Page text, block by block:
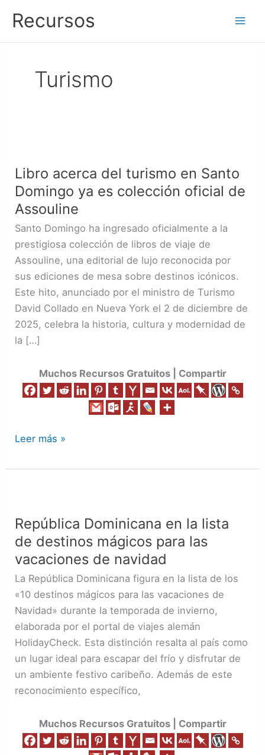
contenido
Recursos
Turismo
Libro acerca del turismo en Santo
Domingo ya es colección oficial de
Assouline
Santo Domingo ha ingresado oficialmente a la
prestigiosa colección de libros de viaje de
Assouline, una editorial de lujo reconocida por
sus ediciones de mesa sobre destinos icónicos.
Este hito, anunciado por el ministro de Turismo
David Collado en Nueva York el 2 de diciembre de
2025, celebra la historia, cultura y modernidad de
la […]
Muchos Recursos Gratuitos | Compartir
del
turismo
en
ya
Assouline
Leer más »
República Dominicana en la lista
de destinos mágicos para las
vacaciones de navidad
La República Dominicana figura en la lista de los
«10 destinos mágicos para las vacaciones de
Navidad» durante la temporada de invierno,
elaborada por el portal de viajes alemán
HolidayCheck. Esta distinción resalta al país como
un lugar ideal para escapar del frío y disfrutar de
un ambiente festivo caribeño. Además de este
reconocimiento específico,
Muchos Recursos Gratuitos | Compartir
en
la
lista
destinos
vacaciones